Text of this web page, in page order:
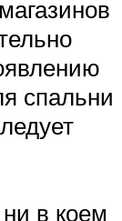
спальни
в коем